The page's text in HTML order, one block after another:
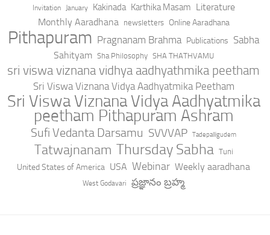
Invitation January Kakinada Karthika Masam Literature
Monthly Aaradhana
newsletters Online Aaradhana
Pithapuram Pragnanam Brahma Publications Sabha
Sahityam Sha Philosophy SHA THATHVAMU
sri viswa viznana vidhya aadhyathmika peetham
Sri Viswa Viznana Vidya Aadhyatmika Peetham
Sri Viswa Viznana Vidya Aadhyatmika
peetham Pithapuram Ashram
Sufi Vedanta Darsamu SVVVAP Tadepalligudem
Tatwajnanam Thursday Sabha Tuni
United States of America USA Webinar Weekly aaradhana
West Godavari ప్రజ్ఞానం బ్రహ్మ